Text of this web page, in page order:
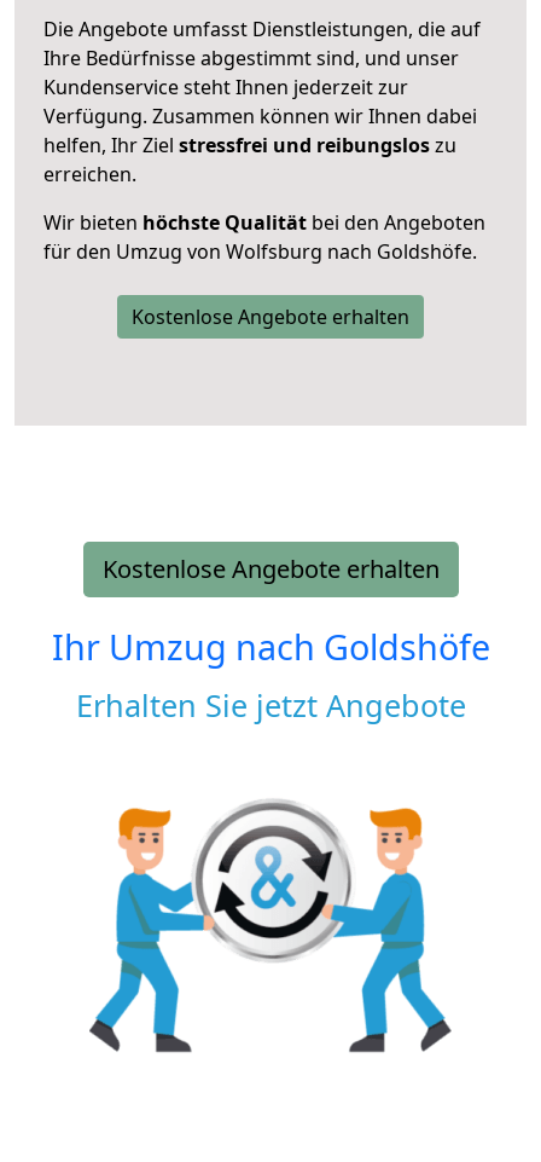
Die Angebote umfasst Dienstleistungen, die auf
Ihre Bedürfnisse abgestimmt sind, und unser
Kundenservice steht Ihnen jederzeit zur
Verfügung. Zusammen können wir Ihnen dabei
helfen, Ihr Ziel stressfrei und reibungsloszu
erreichen.
Wir bieten höchste Qualität bei den Angeboten
für den Umzug von Wolfsburg nach Goldshöfe.
Kostenlose Angebote erhalten
Kostenlose Angebote erhalten
Ihr Umzug nach Goldshöfe
Erhalten Sie jetzt Angebote